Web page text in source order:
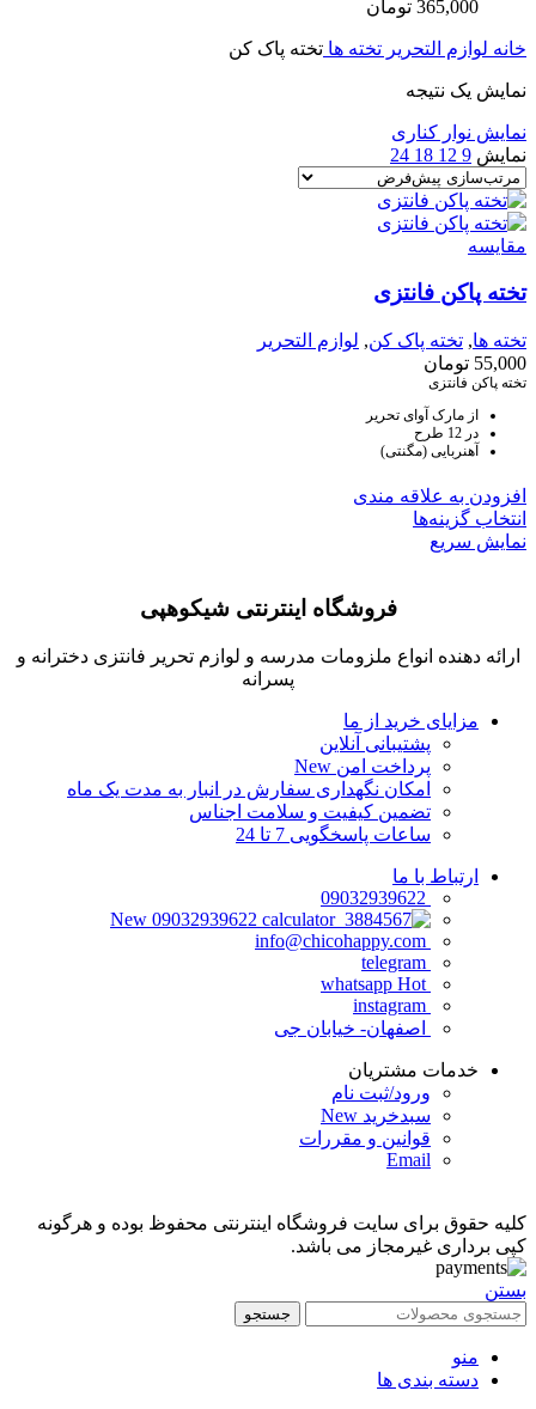
365,000 تومان
خانه لوازم التحریر تخته ها تخته پاک کن
نمایش یک نتیجه
نمایش نوار کناری
نمایش 9
12
18
24
مقايسه
تخته پاکن فانتزی
تخته ها, تخته پاک کن, لوازم التحریر
55,000 تومان
تخته پاکن فانتزی
از مارک آوای تحریر
در 12 طرح
آهنربایی (مگنتی)
افزودن به علاقه مندی
انتخاب گزینه‌ها
نمایش سریع
فروشگاه اینترنتی شیکوهپی
ارائه دهنده انواع ملزومات مدرسه و لوازم تحریر فانتزی دخترانه و
پسرانه
مزایای خرید از ما
پشتیبانی آنلاین
پرداخت امن New
امکان نگهداری سفارش در انبار به مدت یک ماه
تضمین کیفیت و سلامت اجناس
ساعات پاسخگویی 7 تا 24
ارتباط با ما
New
Hot
اصفهان- خیابان جی
خدمات مشتریان
ورود/ثبت نام
سبدخرید New
قوانین و مقررات
Email
کلیه حقوق برای سایت فروشگاه اینترنتی محفوظ بوده و هرگونه
کپی برداری غیرمجاز می باشد.
بستن
جستجو
منو
دسته بندی ها